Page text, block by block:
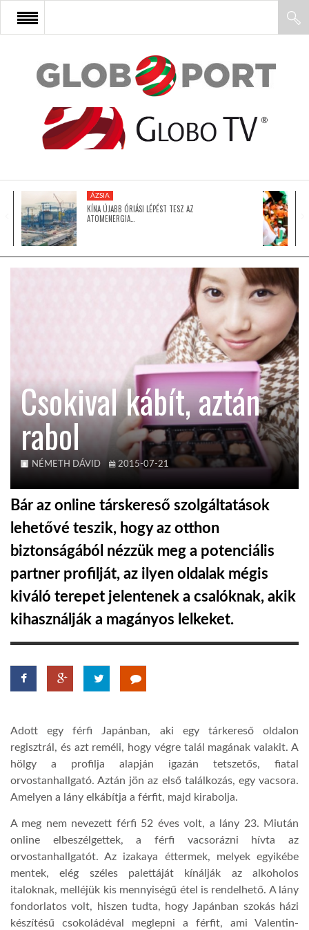
FŐOLDAL
AFRIKA
ÁZSIA
GLOBOTV BP
HÍR3D
GLOBOTV
AFRIKA TUDÁSTÁR
A NAP SZÉPE
LINKTR.EE
GLOBOZSARU
DOBRAVERO.HU
ÁZSIA
KÍNA ÚJABB ÓRIÁSI LÉPÉST TESZ AZ
ATOMENERGIA…
Csokival kábít, aztán
rabol
NÉMETH DÁVID 2015-07-21
Bár az online társkereső szolgáltatások
lehetővé teszik, hogy az otthon
biztonságából nézzük meg a potenciális
partner profilját, az ilyen oldalak mégis
kiváló terepet jelentenek a csalóknak, akik
kihasználják a magányos lelkeket.
Adott egy férfi Japánban, aki egy tárkereső oldalon
regisztrál, és azt reméli, hogy végre talál magának valakit. A
hölgy a profilja alapján igazán tetszetős, fiatal
orvostanhallgató. Aztán jön az első találkozás, egy vacsora.
Amelyen a lány elkábítja a férfit, majd kirabolja.
A meg nem nevezett férfi 52 éves volt, a lány 23. Miután
online elbeszélgettek, a férfi vacsorázni hívta az
orvostanhallgatót. Az izakaya éttermek, melyek egyikébe
mentek, elég széles palettáját kínálják az alkoholos
italoknak, melléjük kis mennyiségű étel is rendelhető. A lány
fondorlatos volt, hiszen tudta, hogy Japánban szokás házi
készítésű csokoládéval meglepni a férfit, ami Valentin-